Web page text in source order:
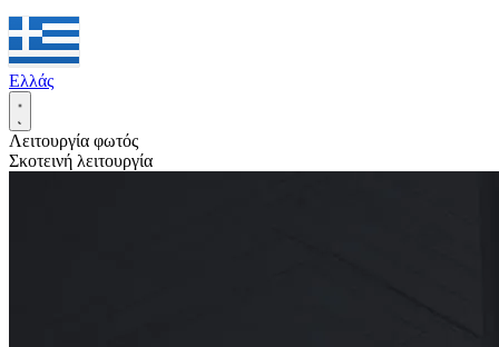
Ελλάς
Λειτουργία φωτός
Σκοτεινή λειτουργία